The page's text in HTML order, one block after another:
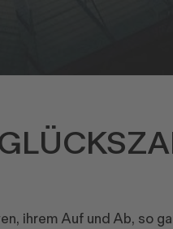
ihrem Auf und Ab, so